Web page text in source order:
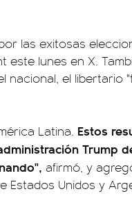
las exitosas
este lunes en X.
nacional, el libertario
Latina. Estos
Trump
afirmó, y
Estados Unidos y